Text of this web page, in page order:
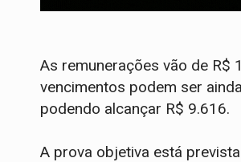
As remunerações vão de R$
vencimentos podem ser
podendo alcançar R$ 9.616.
A prova objetiva está